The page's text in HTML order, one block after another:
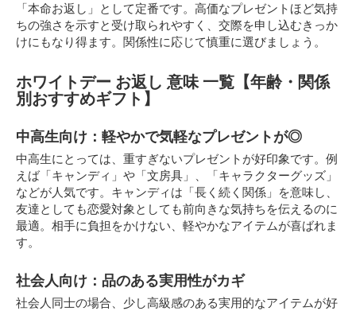
「本命お返し」として定番です。高価なプレゼントほど気持
ちの強さを示すと受け取られやすく、交際を申し込むきっか
けにもなり得ます。関係性に応じて慎重に選びましょう。
ホワイトデー お返し 意味 一覧【年齢・関係
別おすすめギフト】
中高生向け：軽やかで気軽なプレゼントが◎
中高生にとっては、重すぎないプレゼントが好印象です。例
えば「キャンディ」や「文房具」、「キャラクターグッズ」
などが人気です。キャンディは「長く続く関係」を意味し、
友達としても恋愛対象としても前向きな気持ちを伝えるのに
最適。相手に負担をかけない、軽やかなアイテムが喜ばれま
す。
社会人向け：品のある実用性がカギ
社会人同士の場合、少し高級感のある実用的なアイテムが好